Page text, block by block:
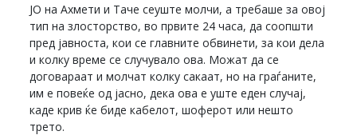
ЈО на Ахмети и Таче сеуште молчи, а требаше за овој
тип на злосторство, во првите 24 часа, да соопшти
пред јавноста, кои се главните обвинети, за кои дела
и колку време се случувало ова. Можат да се
договараат и молчат колку сакаат, но на граѓаните,
им е повеќе од јасно, дека ова е уште еден случај,
каде крив ќе биде кабелот, шоферот или нешто
трето.